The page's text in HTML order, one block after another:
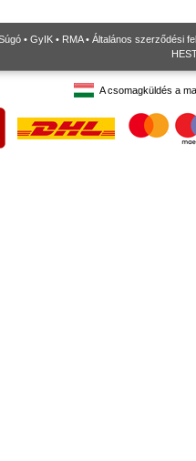
• GyIK • RMA• Általános szerződési
A csomagküldés a